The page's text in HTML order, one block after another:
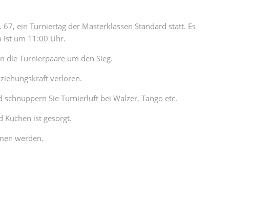
ein Turniertag der Masterklassen Standard statt. Es
ist um 11:00 Uhr.
die Turnierpaare um den Sieg.
verloren.
Sie Turnierluft bei Walzer, Tango etc.
Kuchen ist gesorgt.
werden.